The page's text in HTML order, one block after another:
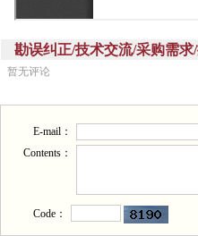
勘误纠正/技术交流/采购需求
暂无评论
E-mail：
Contents：
Code：